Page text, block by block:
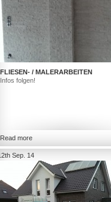
FLIESEN- / MALERARBEITEN
Infos folgen!
Read more
Sep. 14